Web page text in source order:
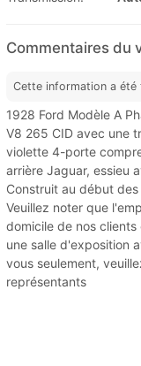
Commentaires du
Cette information a été
1928 Ford Modèle A
V8 265 CID avec une
violette 4-porte
arrière Jaguar, essieu
Construit au début
Veuillez noter que
domicile de nos
une salle d'exposition
vous seulement,
représentants